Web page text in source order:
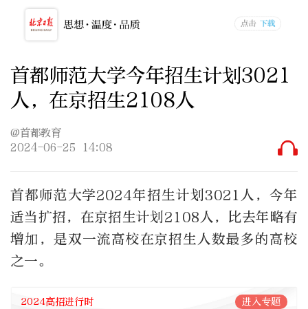
首都师范大学今年招生计划3021
人，在京招生2108人
@首都教育
2024-06-25 14:08
首都师范大学2024年招生计划3021人，今年
适当扩招，在京招生计划2108人，比去年略有
增加，是双一流高校在京招生人数最多的高校
之一。 ​​​
2024高招进行时 进入专题